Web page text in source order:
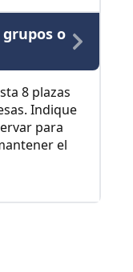
o
8 plazas
Indique
para
el